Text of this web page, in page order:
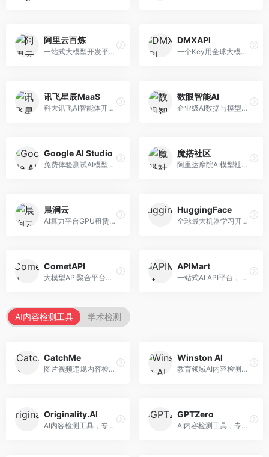
阿里云百炼
一站式大模型开发平台，深度整合阿里云服务。面向企业开发者和AI团队，提供模型训练、微调、部署、应用开发等全流程服务，企业级功能完善。
DMXAPI
一个Key用全球大模型的聚合平台。面向开发者，提供多模型统一API、简化接入、成本控制等服务，接入便捷。
讯飞星辰MaaS
科大讯飞AI智能体开发平台，专注于企业级模型服务。面向企业用户，提供模型调用、智能体创建、行业解决方案等服务，中文能力突出。
数眼智能AI
企业级AI数据与模型服务平台，专注于数据驱动AI。面向企业用户，提供数据管理、模型训练、部署服务等，数据治理能力强。
Google AI Studio
免费体验测试AI模型的平台，深度整合Google生态。面向开发者和研究者，提供Gemini模型体验、API密钥管理、提示词测试等服务，免费使用。
魔搭社区
阿里达摩院AI模型社区，专注于中文AI生态。面向中文开发者，提供开源模型、数据集、开发工具等资源，中文模型丰富。
晨涧云
AI算力平台GPU租赁服务，专注于弹性算力。面向开发者和研究者，提供GPU租赁、弹性调度、成本优化等服务，算力灵活。
HuggingFace
全球最大机器学习开源社区，整合模型库与开发工具。面向AI研究者和开发者，提供开源模型、数据集、开发工具等资源，开源生态最完善。
CometAPI
大模型API聚合平台，整合多种AI模型服务。面向开发者，提供统一接口、模型切换、监控分析等服务，API管理便捷。
APIMart
一站式AI API平台，整合多种AI服务。面向开发者，提供模型API、图像处理、语音识别等服务，API种类丰富。
AI内容检测工具 学术检测
CatchMe
图片视频违规内容检测平台，专注于视觉内容安全。面向内容平台，提供图片审核、视频审核、直播监控等服务，视觉检测专业。
Winston AI
教育领域AI内容检测平台，专注于学术诚信。面向教育机构，提供AI内容检测、抄袭检测、报告生成等服务，教育适配性强。
Originality.AI
AI内容检测工具，专注于内容原创性验证。面向内容创作者和出版商，提供AI检测、抄袭检测、批量分析等服务，检测精度高。
GPTZero
AI内容检测工具，专注于AI生成文本识别。面向教育工作者和出版商，提供文本检测、批量分析、API接口等服务，检测准确率高。